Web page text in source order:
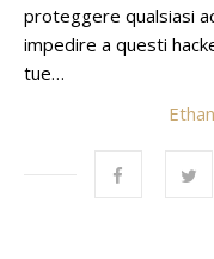
proteggere qualsiasi
impedire a questi
tue…
Ethan